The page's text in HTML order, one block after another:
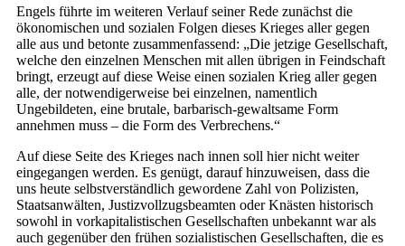
Engels führte im weiteren Verlauf seiner Rede zunächst die
ökonomischen und sozialen Folgen dieses Krieges aller gegen
alle aus und betonte zusammenfassend: „Die jetzige Gesellschaft,
welche den einzelnen Menschen mit allen übrigen in Feindschaft
bringt, erzeugt auf diese Weise einen sozialen Krieg aller gegen
alle, der notwendigerweise bei einzelnen, namentlich
Ungebildeten, eine brutale, barbarisch-gewaltsame Form
annehmen muss – die Form des Verbrechens.“
Auf diese Seite des Krieges nach innen soll hier nicht weiter
eingegangen werden. Es genügt, darauf hinzuweisen, dass die
uns heute selbstverständlich gewordene Zahl von Polizisten,
Staatsanwälten, Justizvollzugsbeamten oder Knästen historisch
sowohl in vorkapitalistischen Gesellschaften unbekannt war als
auch gegenüber den frühen sozialistischen Gesellschaften, die es